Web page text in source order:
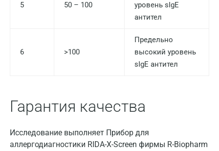
5 50 – 100
уровень sIgE
антител
6 >100
Предельно
высокий уровень
sIgE антител
Гарантия качества
Исследование выполняет Прибор для
аллергодиагностики RIDA-X-Screen фирмы R-Biopharm
Всеволожск
Голубое
Дзержинский